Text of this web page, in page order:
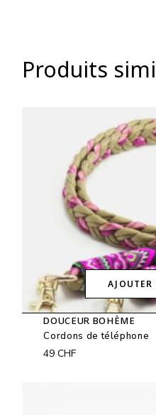
Produits
DOUCEUR BOHÈME
Cordons de téléphone
49CHF